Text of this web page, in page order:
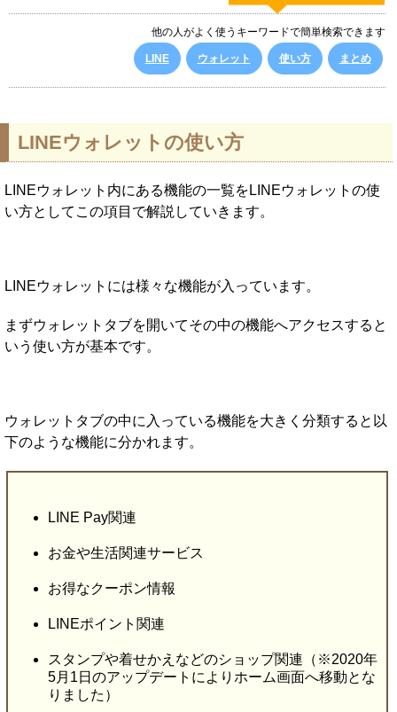
他の人がよく使うキーワードで簡単検索できます
LINE ウォレット 使い方 まとめ
LINEウォレットの使い方
LINEウォレット内にある機能の一覧をLINEウォレットの使
い方としてこの項目で解説していきます。
LINEウォレットには様々な機能が入っています。
まずウォレットタブを開いてその中の機能へアクセスすると
いう使い方が基本です。
ウォレットタブの中に入っている機能を大きく分類すると以
下のような機能に分かれます。
LINE Pay関連
お金や生活関連サービス
お得なクーポン情報
LINEポイント関連
スタンプや着せかえなどのショップ関連（※2020年
5月1日のアップデートによりホーム画面へ移動とな
りました）